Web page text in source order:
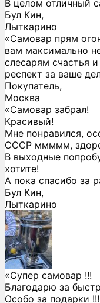
В целом отличный
Бул Кин,
Лыткарино
«Самовар прям
вам максимально
слесарям счастья
респект за ваше
Покупатель,
Москва
«Самовар забрал!
Красивый!
Мне понравился,
СССР ммммм,
В выходные
хотите!
А пока спасибо за
Бул Кин,
Лыткарино
«Супер самовар !!!
Благодарю за
Особо за подарки !!!